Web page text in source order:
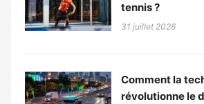
tennis ?
31 juillet 2026
Comment la
révolutionne le